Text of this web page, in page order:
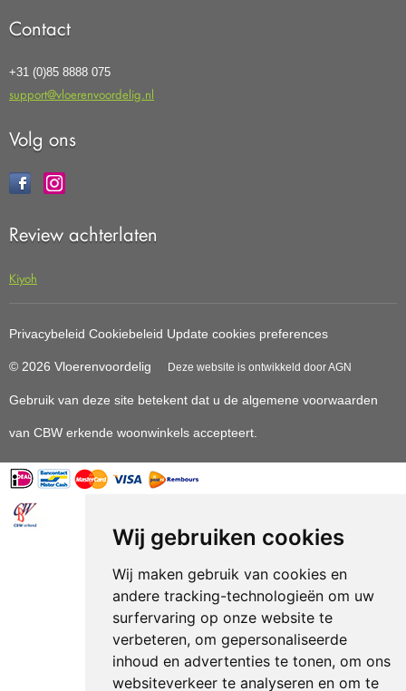
Wij gebruiken cookies
Wij maken gebruik van cookies en
andere tracking-technologieën om uw
surfervaring op onze website te
verbeteren, om gepersonaliseerde
inhoud en advertenties te tonen, om ons
websiteverkeer te analyseren en om te
Contact
+31 (0)85 8888 075
support@vloerenvoordelig.nl
Volg ons
Review achterlaten
Kiyoh
Privacybeleid Cookiebeleid Update cookies preferences
© 2026 Vloerenvoordelig Deze website is ontwikkeld door AGN
Gebruik van deze site betekent dat u de algemene voorwaarden
van CBW erkende woonwinkels accepteert.